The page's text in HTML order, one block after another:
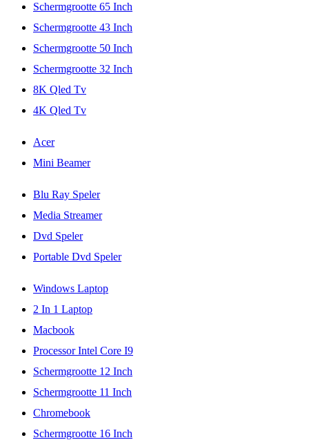
Schermgrootte 65 Inch
Schermgrootte 43 Inch
Schermgrootte 50 Inch
Schermgrootte 32 Inch
8K Qled Tv
4K Qled Tv
Acer
Mini Beamer
Blu Ray Speler
Media Streamer
Dvd Speler
Portable Dvd Speler
Windows Laptop
2 In 1 Laptop
Macbook
Processor Intel Core I9
Schermgrootte 12 Inch
Schermgrootte 11 Inch
Chromebook
Schermgrootte 16 Inch